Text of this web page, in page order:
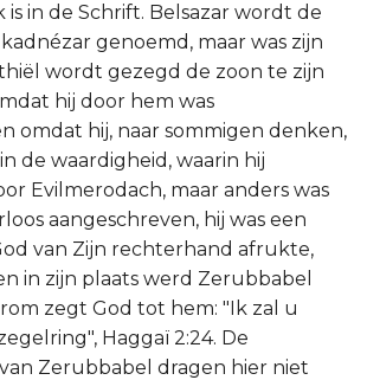
in de Schrift. Belsazar wordt de
genoemd, maar was zijn
wordt gezegd de zoon te zijn
hij door hem was
omdat hij, naar sommigen denken,
de waardigheid, waarin hij
Evilmerodach, maar anders was
aangeschreven, hij was een
van Zijn rechterhand afrukte,
in zijn plaats werd Zerubbabel
zegt God tot hem: "Ik zal u
Haggaï 2:24. De
Zerubbabel dragen hier niet